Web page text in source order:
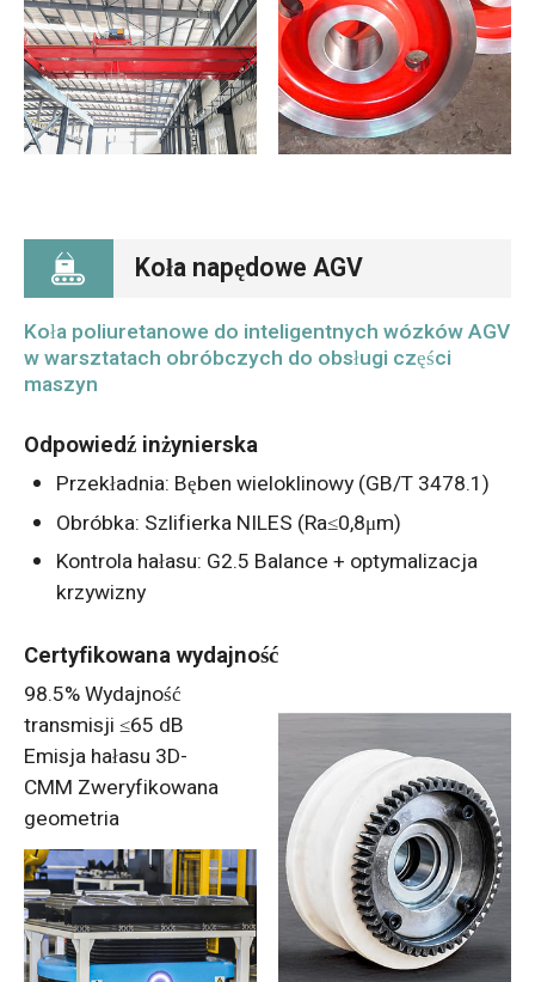
Koła napędowe AGV
Koła poliuretanowe do inteligentnych wózków AGV
w warsztatach obróbczych do obsługi części
maszyn
Odpowiedź inżynierska
Przekładnia: Bęben wieloklinowy (GB/T 3478.1)
Obróbka: Szlifierka NILES (Ra≤0,8μm)
Kontrola hałasu: G2.5 Balance + optymalizacja
krzywizny
Certyfikowana wydajność
98.5% Wydajność
transmisji ≤65 dB
Emisja hałasu 3D-
CMM Zweryfikowana
geometria